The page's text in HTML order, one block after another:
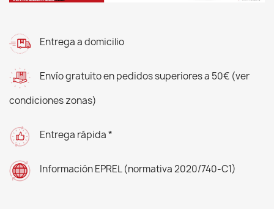
Entrega a domicilio
Envío gratuito en pedidos superiores a 50€ (ver
condiciones zonas)
Entrega rápida *
Información EPREL (normativa 2020/740-C1)